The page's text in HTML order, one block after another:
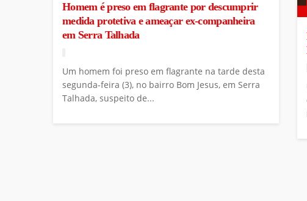
Homem é preso em flagrante por descumprir
medida protetiva e ameaçar ex-companheira
em Serra Talhada
Um homem foi preso em flagrante na tarde desta
segunda-feira (3), no bairro Bom Jesus, em Serra
Talhada, suspeito de...